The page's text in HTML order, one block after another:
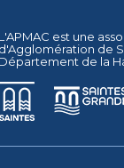
L'APMAC est une
d'Agglomération de
Département de la